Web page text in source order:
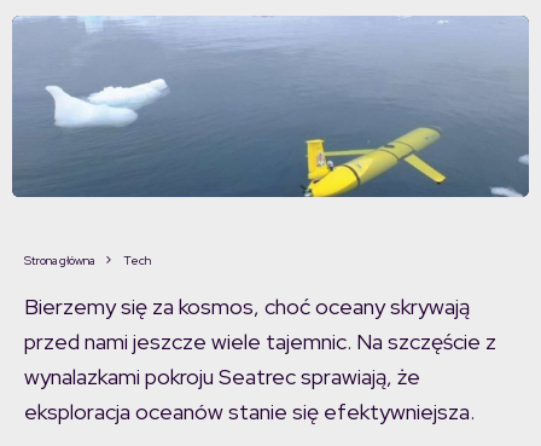
Strona główna Tech
Bierzemy się za kosmos, choć oceany skrywają
przed nami jeszcze wiele tajemnic. Na szczęście z
wynalazkami pokroju Seatrec sprawiają, że
eksploracja oceanów stanie się efektywniejsza.